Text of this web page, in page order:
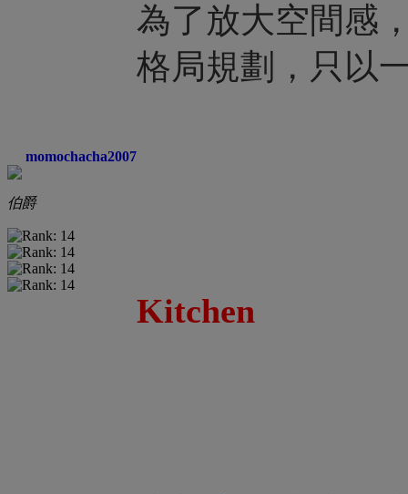
momochacha2007
伯爵
為了放大空間感
格局規劃，只以
Kitchen